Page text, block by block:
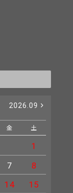
2026.09
金 土
1
7
8
14
15